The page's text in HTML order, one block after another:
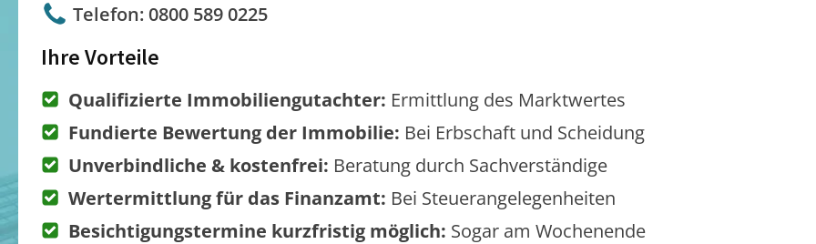
Telefon: 0800 589 0225
Ihre Vorteile
Qualifizierte Immobiliengutachter: Ermittlung des Marktwertes
Fundierte Bewertung der Immobilie: Bei Erbschaft und Scheidung
Unverbindliche & kostenfrei: Beratung durch Sachverständige
Wertermittlung für das Finanzamt: Bei Steuerangelegenheiten
Besichtigungstermine kurzfristig möglich: Sogar am Wochenende